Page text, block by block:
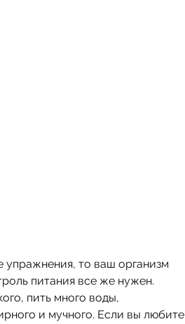
питания все же нужен.
пить много воды,
и мучного. Если вы любите